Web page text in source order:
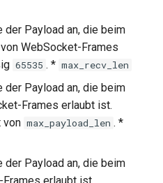
der Payload an, die beim
WebSocket-Frames
65535 . * max_recv_len
der Payload an, die beim
Frames erlaubt ist.
von max_payload_len . *
der Payload an, die beim